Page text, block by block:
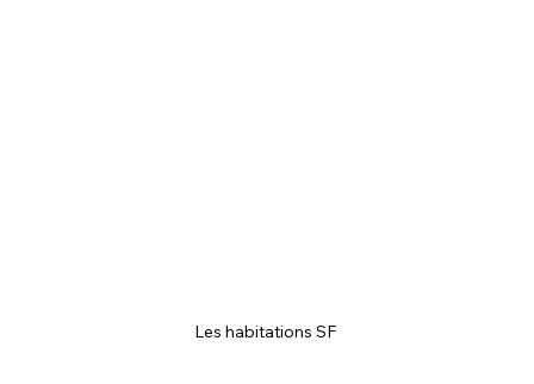
Les habitations SF